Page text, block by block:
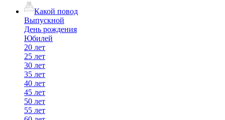
Какой повод
Выпускной
День рождения
Юбилей
20 лет
25 лет
30 лет
35 лет
40 лет
45 лет
50 лет
55 лет